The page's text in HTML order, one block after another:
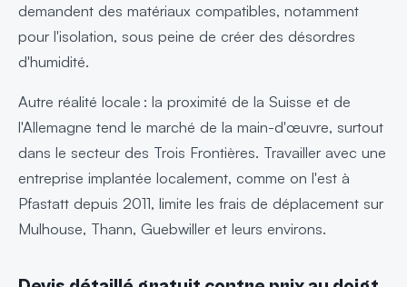
demandent des matériaux compatibles, notamment
pour l'isolation, sous peine de créer des désordres
d'humidité.
Autre réalité locale : la proximité de la Suisse et de
l'Allemagne tend le marché de la main-d'œuvre, surtout
dans le secteur des Trois Frontières. Travailler avec une
entreprise implantée localement, comme on l'est à
Pfastatt depuis 2011, limite les frais de déplacement sur
Mulhouse, Thann, Guebwiller et leurs environs.